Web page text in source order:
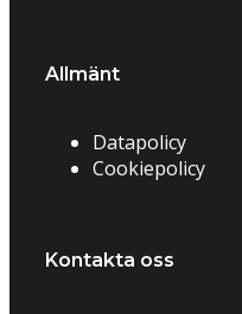
Allmänt
Datapolicy
Cookiepolicy
Kontakta oss